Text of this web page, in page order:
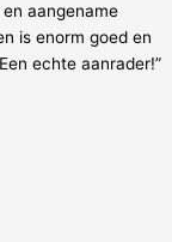
aangename
is enorm goed en
echte aanrader!”